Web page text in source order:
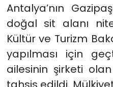
Antalya’nın
doğal sit alanı
Kültür ve Turizm
yapılması için
ailesinin şirketi olan